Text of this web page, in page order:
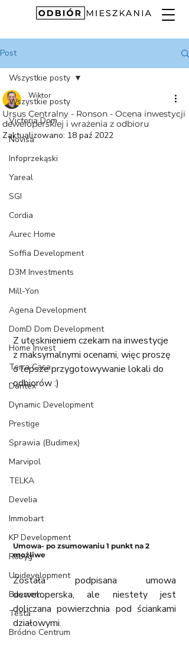
Post
Wszystkie posty
Victoria Dom
Novisa
Infoprzekąski
Yareal
SGI
Cordia
Aurec Home
Soffia Development
D3M Investments
Mill-Yon
Agena Development
DomD Dom Development
Home Invest
Terra Casa
Dantex
Dynamic Development
Prestige
Sprawia (Budimex)
Marvipol
TELKA
Develia
Immobart
KP Development
Robyg
Unidevelopment
Buszrem
Testa
Bródno Centrum
Wszystkie posty
Ursus Centralny - Ronson - Ocena inwestycji
deweloperskiej i wrażenia z odbioru
Wiktor
Zaktualizowano: 18 paź 2022
Z utęsknieniem czekam na inwestycje
z maksymalnymi ocenami, więc proszę
o lepsze przygotowywanie lokali do
odbiorów :)
Umowa- po zsumowaniu 1 punkt na 2
możliwe
Została podpisana umowa
deweloperska, ale niestety jest
doliczana powierzchnia pod ściankami
działowymi.